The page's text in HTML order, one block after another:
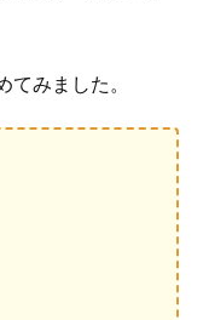
みました。